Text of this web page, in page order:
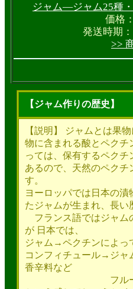
ジャム―ジャム25種
価格：
発送時期：
>>
【ジャム作りの歴史】
【説明】 ジャムとは果
物に含まれる酸とペクチ
っては、保有するペク
あるので、天然のペク
す。
ヨーロッパでは日本の
たジャムが生まれ、長い
フランス語ではジャム
が 日本では、
ジャム→ペクチンによっ
コンフィチュール→ジャ
香辛料など
フルーツに様々